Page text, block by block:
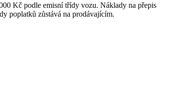
Kč podle emisní třídy vozu. Náklady na přepis
poplatků zůstává na prodávajícím.